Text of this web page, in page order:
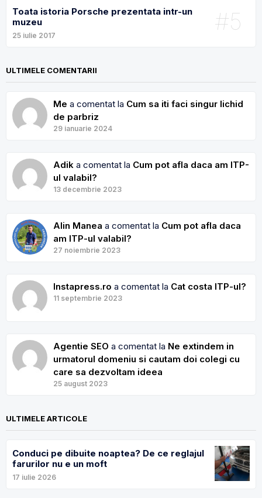
#5
Toata istoria Porsche prezentata intr-un
muzeu
25 iulie 2017
ULTIMELE COMENTARII
Me a comentat la Cum sa iti faci singur lichid
de parbriz
29 ianuarie 2024
Adik a comentat la Cum pot afla daca am ITP-
ul valabil?
13 decembrie 2023
Alin Manea a comentat la Cum pot afla daca
am ITP-ul valabil?
27 noiembrie 2023
Instapress.ro a comentat la Cat costa ITP-ul?
11 septembrie 2023
Agentie SEO a comentat la Ne extindem in
urmatorul domeniu si cautam doi colegi cu
care sa dezvoltam ideea
25 august 2023
ULTIMELE ARTICOLE
Conduci pe dibuite noaptea? De ce reglajul
farurilor nu e un moft
17 iulie 2026